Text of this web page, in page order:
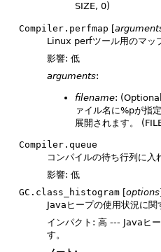
SIZE, 0)
Compiler.perfmap [
Linux perfツール用のマッ
影響: 低
arguments:
filename:
ァイル名に%pが指
展開されます。
Compiler.queue
コンパイルの待ち行列に入
影響: 低
GC.class_histogram [options]
Javaヒープの使用状況に関
インパクト: 高 --- Javaヒ
す。